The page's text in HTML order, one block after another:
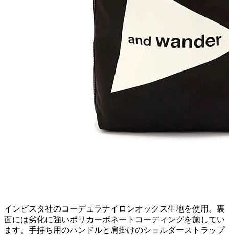
インビスタ社のコーデュラナイロンオックス生地を使用。裏
面には劣化に強いポリカーボネートコーディングを施してい
ます。手持ち用のハンドルと肩掛けのショルダーストラップ